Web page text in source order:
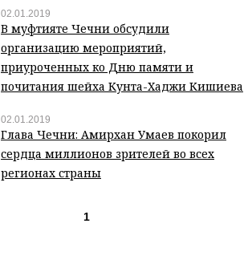
02.01.2019
В муфтияте Чечни обсудили
организацию мероприятий,
приуроченных ко Дню памяти и
почитания шейха Кунта-Хаджи Кишиева
02.01.2019
Глава Чечни: Амирхан Умаев покорил
сердца миллионов зрителей во всех
регионах страны
1